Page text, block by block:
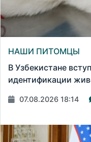
НАШИ ПИТОМЦЫ
В Узбекистане
идентификации
07.08.2026 18:14